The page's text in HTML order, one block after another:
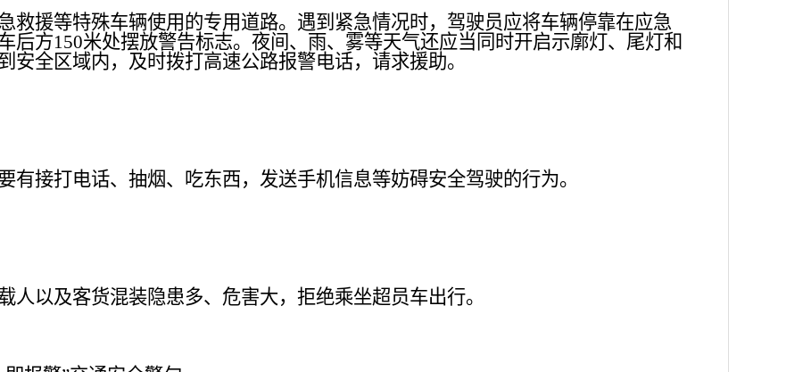
救援等特殊车辆使用的专用道路。遇到紧急情况时，驾驶员应将车辆停靠在应急
后方150米处摆放警告标志。夜间、雨、雾等天气还应当同时开启示廓灯、尾灯和
安全区域内，及时拨打高速公路报警电话，请求援助。
有接打电话、抽烟、吃东西，发送手机信息等妨碍安全驾驶的行为。
人以及客货混装隐患多、危害大，拒绝乘坐超员车出行。